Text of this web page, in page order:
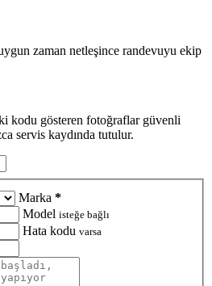
zaman netleşince randevuyu ekip
kodu gösteren fotoğraflar güvenli
servis kaydında tutulur.
Marka *
Model isteğe bağlı
Hata kodu varsa